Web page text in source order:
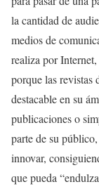
la cantidad de
medios de
realiza por
porque las revistas
destacable en su
publicaciones o
parte de su
innovar,
que pueda